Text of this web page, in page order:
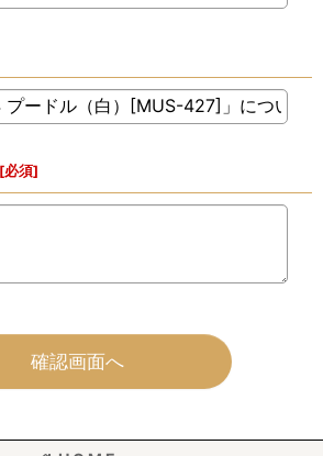
[必須]
確認画面へ